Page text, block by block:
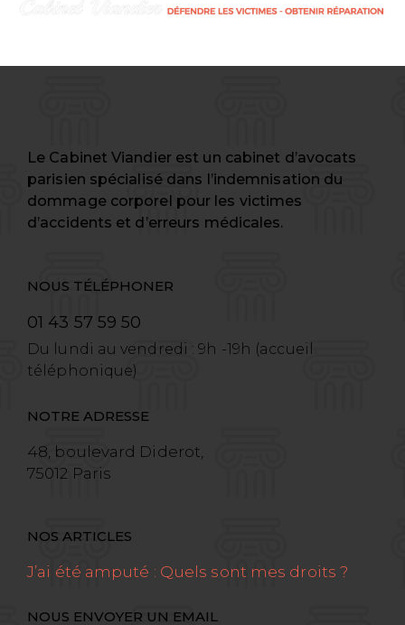
Le Cabinet Viandier est un cabinet d’avocats
parisien spécialisé dans l’indemnisation du
dommage corporel pour les victimes
d’accidents et d’erreurs médicales.
NOUS TÉLÉPHONER
01 43 57 59 50
Du lundi au vendredi : 9h -19h (accueil
téléphonique)
NOTRE ADRESSE
48, boulevard Diderot,
75012 Paris
NOS ARTICLES
J’ai été amputé : Quels sont mes droits ?
NOUS ENVOYER UN EMAIL